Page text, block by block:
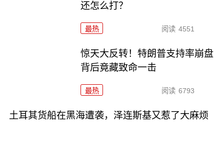
还怎么打？
最热 阅读 4551
惊天大反转！特朗普支持率崩盘
背后竟藏致命一击
最热 阅读 6793
土耳其货船在黑海遭袭，泽连斯基又惹了大麻烦